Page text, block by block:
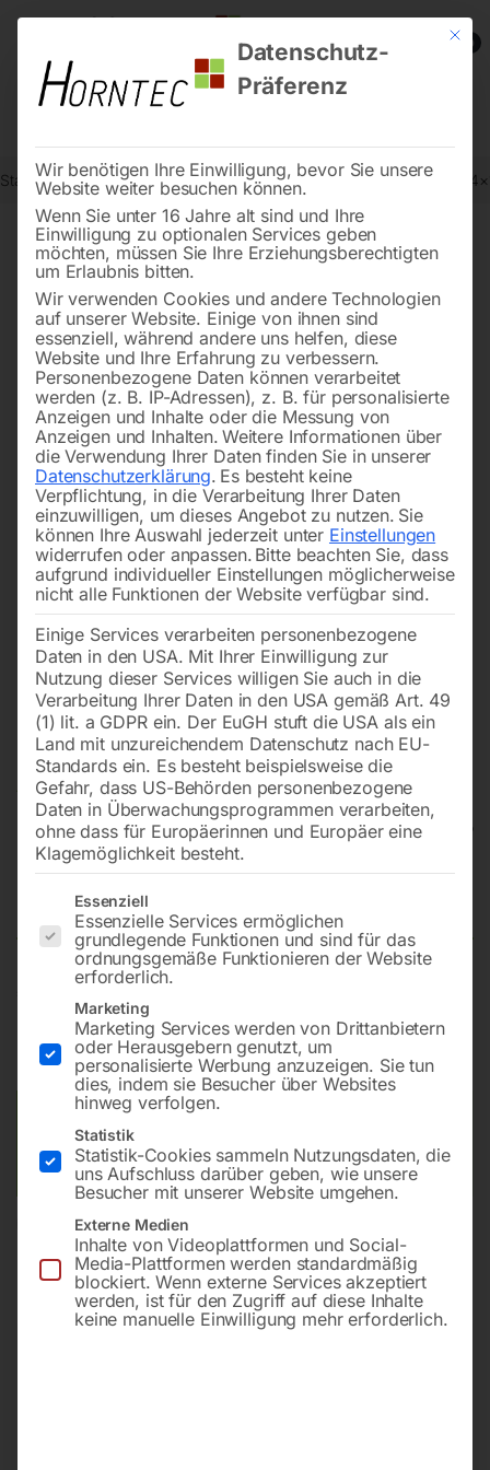
0
Start Drucklufttechnologie Druckluftbehälter Kesselbatterie KB
Kesselbatterie KB 4×100/10
inkl. MwSt. zzgl.Versandkosten
Lieferzeit:ca. 5 - 10 Werktage
Versandkosten Standard (Österreich):
Bitte beachten Sie: Die Versandkosten gelten für Österreich.
Andere Länder können abweichen.
Sie haben Fragen zu diesem
Mit
Datenschutz-
Präferenz
Wir benötigen Ihre Einwilligung, bevor Sie unsere
Website weiter besuchen können.
Wenn Sie unter 16 Jahre alt sind und Ihre
Einwilligung zu optionalen Services geben
möchten, müssen Sie Ihre Erziehungsberechtigten
um Erlaubnis bitten.
Wir verwenden Cookies und andere Technologien
auf unserer Website. Einige von ihnen sind
essenziell, während andere uns helfen, diese
Website und Ihre Erfahrung zu verbessern.
Personenbezogene Daten können verarbeitet
werden (z. B. IP-Adressen), z. B. für personalisierte
Anzeigen und Inhalte oder die Messung von
Anzeigen und Inhalten. Weitere Informationen über
die Verwendung Ihrer Daten finden Sie in unserer
Datenschutzerklärung. Es besteht keine
Verpflichtung, in die Verarbeitung Ihrer Daten
einzuwilligen, um dieses Angebot zu nutzen. Sie
können Ihre Auswahl jederzeit unter Einstellungen
widerrufen oder anpassen. Bitte beachten Sie, dass
aufgrund individueller Einstellungen möglicherweise
nicht alle Funktionen der Website verfügbar sind.
Einige Services verarbeiten personenbezogene
Daten in den USA. Mit Ihrer Einwilligung zur
Nutzung dieser Services willigen Sie auch in die
Verarbeitung Ihrer Daten in den USA gemäß Art. 49
(1) lit. a GDPR ein. Der EuGH stuft die USA als ein
Land mit unzureichendem Datenschutz nach EU-
Standards ein. Es besteht beispielsweise die
Gefahr, dass US-Behörden personenbezogene
Daten in Überwachungsprogrammen verarbeiten,
ohne dass für Europäerinnen und Europäer eine
Klagemöglichkeit besteht.
Es folgt eine Liste der Service-Gruppen, für die eine
Essenziell
Essenzielle Services ermöglichen
grundlegende Funktionen und sind für das
ordnungsgemäße Funktionieren der Website
erforderlich.
Marketing
Marketing Services werden von Drittanbietern
oder Herausgebern genutzt, um
personalisierte Werbung anzuzeigen. Sie tun
dies, indem sie Besucher über Websites
hinweg verfolgen.
Statistik
Statistik-Cookies sammeln Nutzungsdaten, die
uns Aufschluss darüber geben, wie unsere
Besucher mit unserer Website umgehen.
Externe Medien
Inhalte von Videoplattformen und Social-
Media-Plattformen werden standardmäßig
blockiert. Wenn externe Services akzeptiert
werden, ist für den Zugriff auf diese Inhalte
keine manuelle Einwilligung mehr erforderlich.